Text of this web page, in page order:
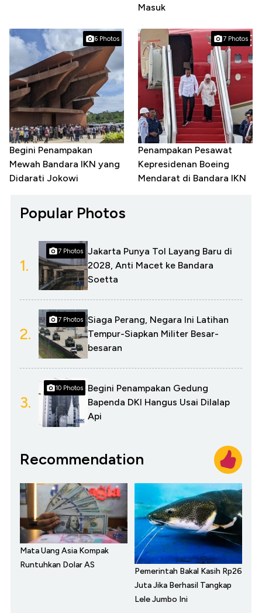
Masuk
6 Photos
Begini Penampakan
Mewah Bandara IKN yang
Didarati Jokowi
7 Photos
Penampakan Pesawat
Kepresidenan Boeing
Mendarat di Bandara IKN
Popular Photos
1.
7 Photos
Jakarta Punya Tol Layang Baru di
2028, Anti Macet ke Bandara
Soetta
2.
7 Photos
Siaga Perang, Negara Ini Latihan
Tempur-Siapkan Militer Besar-
besaran
3.
10 Photos
Begini Penampakan Gedung
Bapenda DKI Hangus Usai Dilalap
Api
Recommendation
Mata Uang Asia Kompak
Runtuhkan Dolar AS
Pemerintah Bakal Kasih Rp26
Juta Jika Berhasil Tangkap
Lele Jumbo Ini